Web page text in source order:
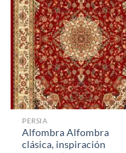
PERSIA
Alfombra Alfombra
clásica, inspiración